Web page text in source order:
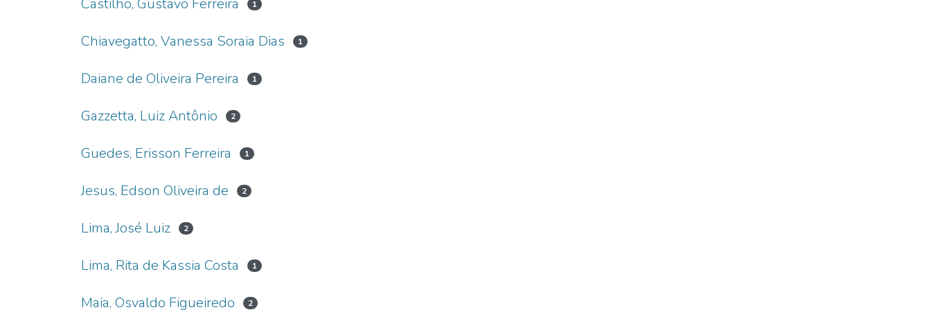
Castilho, Gustavo Ferreira 1
Chiavegatto, Vanessa Soraia Dias 1
Daiane de Oliveira Pereira 1
Gazzetta, Luiz Antônio 2
Guedes, Erisson Ferreira 1
Jesus, Edson Oliveira de 2
Lima, José Luiz 2
Lima, Rita de Kassia Costa 1
Maia, Osvaldo Figueiredo 2